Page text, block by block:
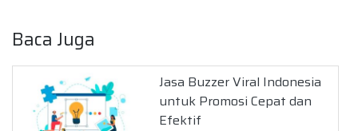
Baca Juga
Jasa Buzzer Viral Indonesia
untuk Promosi Cepat dan
Efektif